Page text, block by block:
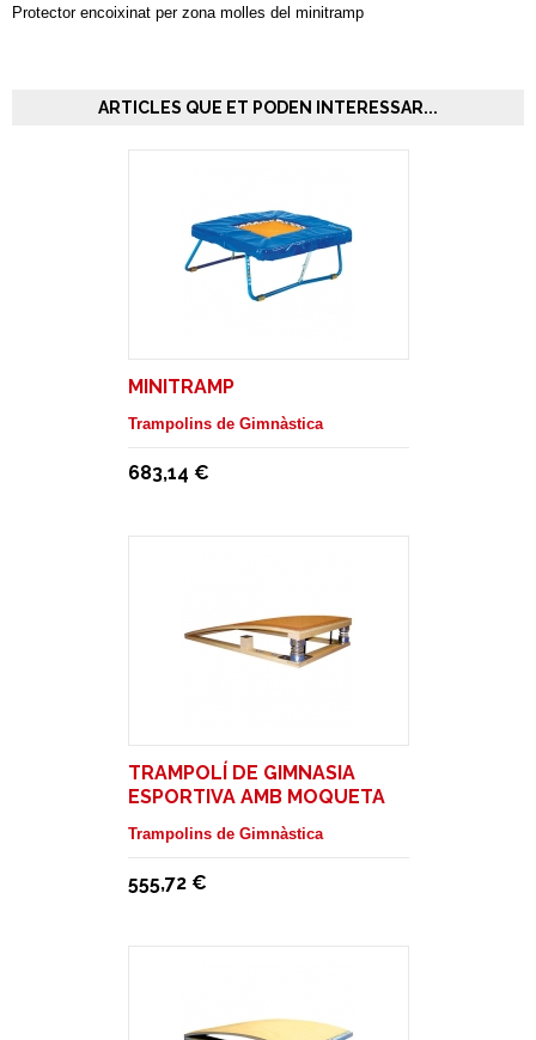
Protector encoixinat per zona molles del minitramp
ARTICLES QUE ET PODEN INTERESSAR...
MINITRAMP
Trampolins de Gimnàstica
683,14 €
TRAMPOLÍ DE GIMNASIA
ESPORTIVA AMB MOQUETA
Trampolins de Gimnàstica
555,72 €